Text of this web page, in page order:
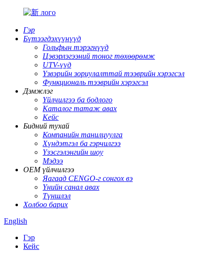
Гэр
Бүтээгдэхүүнүүд
Гольфын тэрэгнүүд
Цэвэрлэгээний тоног төхөөрөмж
UTV-үүд
Үзвэрийн зориулалттай тээврийн хэрэгсэл
Функциональ тээврийн хэрэгсэл
Дэмжлэг
Үйлчилгээ ба бодлого
Каталог татаж авах
Кейс
Бидний тухай
Компанийн танилцуулга
Хүндэтгэл ба гэрчилгээ
Үзэсгэлэнгийн шоу
Мэдээ
OEM үйлчилгээ
Яагаад CENGO-г сонгох вэ
Үнийн санал авах
Түншлэл
Холбоо барих
English
Гэр
Кейс